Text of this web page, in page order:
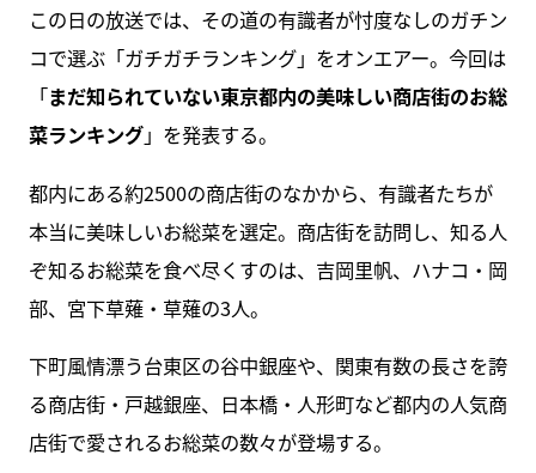
この日の放送では、その道の有識者が忖度なしのガチン
コで選ぶ「ガチガチランキング」をオンエアー。今回は
「まだ知られていない東京都内の美味しい商店街のお総
菜ランキング」を発表する。
都内にある約2500の商店街のなかから、有識者たちが
本当に美味しいお総菜を選定。商店街を訪問し、知る人
ぞ知るお総菜を食べ尽くすのは、吉岡里帆、ハナコ・岡
部、宮下草薙・草薙の3人。
下町風情漂う台東区の谷中銀座や、関東有数の長さを誇
る商店街・戸越銀座、日本橋・人形町など都内の人気商
店街で愛されるお総菜の数々が登場する。